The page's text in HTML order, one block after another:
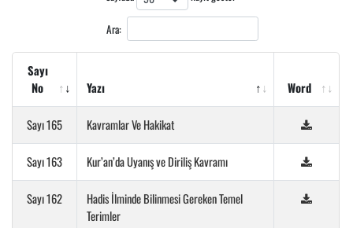
Ara:
Sayı
No
Yazı Word
Sayı 165 Kavramlar Ve Hakikat
Sayı 163 Kur’an’da Uyanış ve Diriliş Kavramı
Sayı 162
Hadis İlminde Bilinmesi Gereken Temel
Terimler